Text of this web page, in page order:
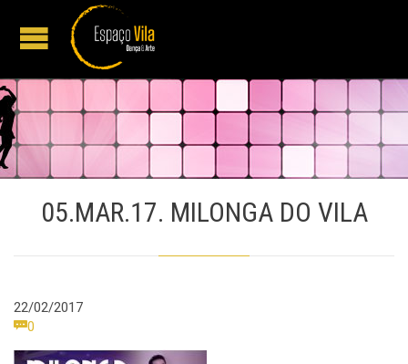
05.MAR.17. MILONGA DO VILA
22/02/2017
0